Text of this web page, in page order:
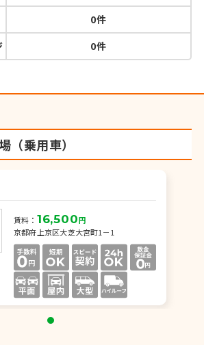
0件
0件
（乗用車）
賃料： 16,500円
京都府上京区大芝大宮町1－1